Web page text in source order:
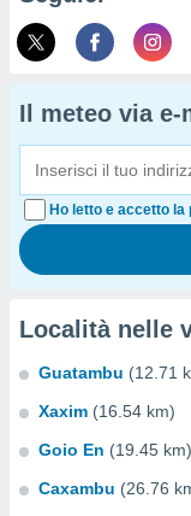
Il meteo via e-
Ho letto e accetto
Località nelle
Guatambu (12.71
Xaxim (16.54 km)
Goio En (19.45 km)
Caxambu (26.76